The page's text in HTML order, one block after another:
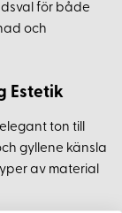
för både
och
Estetik
ton till
gyllene känsla
av material